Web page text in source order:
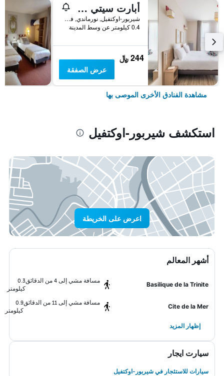
أبارت سيتي كونفورت شيربورج
شيربور-اوكتفيل, نورماندي, فرنسا
0.4 كيلومتر عن وسط المدينة
244 ﷼
عرض الصفقة
مشاهدة الفنادق الأخرى الموصى بها
استكشف شيربور-اوكتفيل
اعرض على الخريطة
أشهر المعالم
Basilique de la Trinite
مسافة مشي إلى 4 من الدقائق
0.3
كيلومتر
Cite de la Mer
مسافة مشي إلى 11 من الدقائق
0.9
كيلومتر
إظهار المزيد
سيارت ايجار
سيارات للاستئجار في شيربور-اوكتفيل